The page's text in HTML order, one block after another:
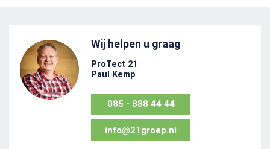
Wij helpen u graag
ProTect 21
Paul Kemp
085 - 888 44 44
info@21groep.nl